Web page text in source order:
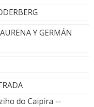
Y GERMÁN
do Caipira --